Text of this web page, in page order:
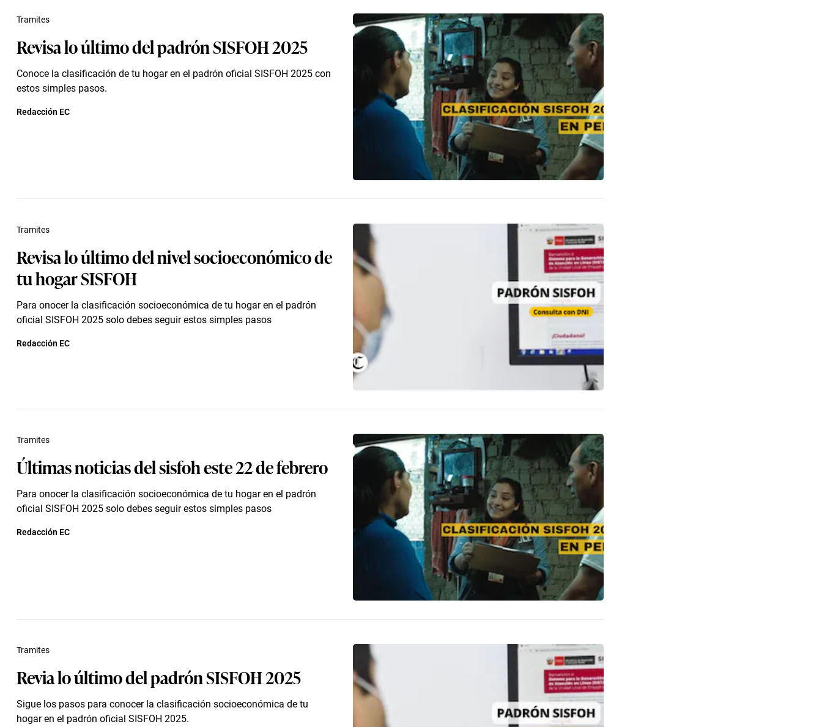
Revisa lo último del padrón SISFOH 2025
Conoce la clasificación de tu hogar en el padrón oficial SISFOH 2025 con
estos simples pasos.
Tramites
Redacción EC
Revisa lo último del nivel socioeconómico de
tu hogar SISFOH
Para onocer la clasificación socioeconómica de tu hogar en el padrón
oficial SISFOH 2025 solo debes seguir estos simples pasos
Tramites
Redacción EC
Últimas noticias del sisfoh este 22 de febrero
Para onocer la clasificación socioeconómica de tu hogar en el padrón
oficial SISFOH 2025 solo debes seguir estos simples pasos
Tramites
Redacción EC
Revia lo último del padrón SISFOH 2025
Sigue los pasos para conocer la clasificación socioeconómica de tu
hogar en el padrón oficial SISFOH 2025.
Tramites